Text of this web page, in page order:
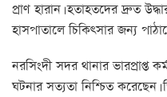
প্রাণ হারান। হতাহতদের দ্রুত
হাসপাতালে চিকিৎসার জন্য
নরসিংদী সদর থানার ভারপ্রাপ্ত
ঘটনার সত্যতা নিশ্চিত